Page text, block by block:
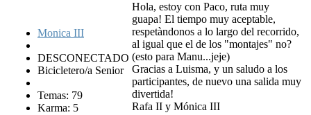
Monica III
DESCONECTADO
Bicicletero/a Senior
Temas: 79
Karma: 5
Hola, estoy con Paco, ruta muy
guapa! El tiempo muy aceptable,
respetàndonos a lo largo del recorrido,
al igual que el de los "montajes" no?
(esto para Manu...jeje)
Gracias a Luisma, y un saludo a los
participantes, de nuevo una salida muy
divertida!
Rafa II y Mónica III